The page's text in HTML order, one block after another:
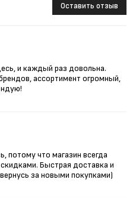
Оставить отзыв
и каждый раз довольна.
ассортимент огромный,
потому что магазин всегда
Быстрая доставка и
за новыми покупками)